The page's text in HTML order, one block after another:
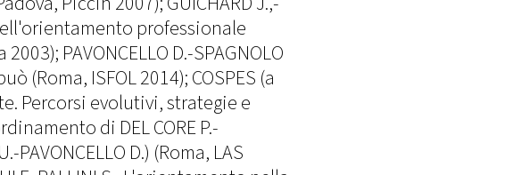
professionale
PAVONCELLO D.-SPAGNOLO
(Roma, ISFOL 2014); COSPES (a
Percorsi evolutivi, strategie e
di DEL CORE P.-
PAVONCELLO D.) (Roma, LAS